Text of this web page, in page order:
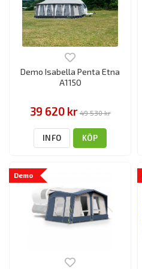
Demo Isabella Penta Etna
A1150
39 620 kr 49 530 kr
INFO KÖP
Demo